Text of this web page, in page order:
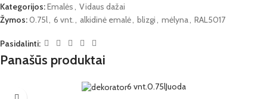
Kategorijos:Emalės, Vidaus dažai
Žymos:0.75l, 6 vnt., alkidinė emalė, blizgi, mėlyna, RAL5017
Pasidalinti:
Panašūs produktai
6 vnt.0.75lJuoda